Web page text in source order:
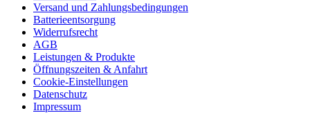
Versand und Zahlungsbedingungen
Batterieentsorgung
Widerrufsrecht
AGB
Leistungen & Produkte
Öffnungszeiten & Anfahrt
Cookie-Einstellungen
Datenschutz
Impressum